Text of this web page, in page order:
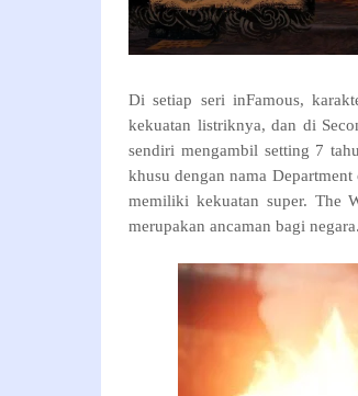
Di setiap seri inFamous,
kekuatan listriknya, dan di
sendiri mengambil setting 7
khusu dengan nama
memiliki kekuatan super. The
merupakan ancaman bagi negara.